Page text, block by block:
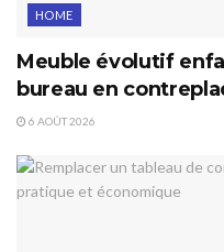
HOME
Meuble évolutif
bureau en
6 AOÛT 2026